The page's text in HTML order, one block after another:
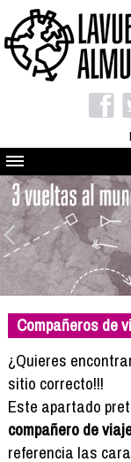
Quienes somos
El proyecto
Blog
Viaja con nosotros
Camino solidario
Libros
Compañeros de viaje
Formación
Info viajeros
Contactar
Compañeros de
¿Quieres
sitio correcto!!!
Este apartado
compañero de
referencia las